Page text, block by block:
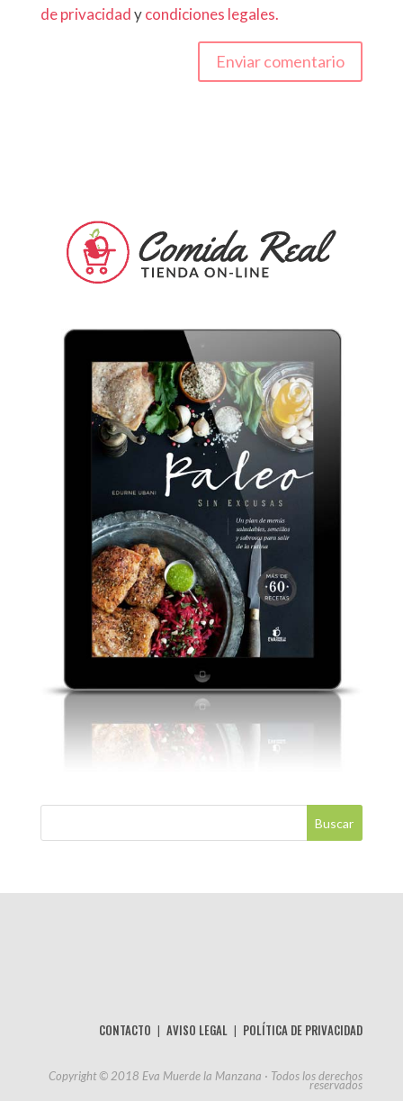
de privacidadycondiciones legales.
CONTACTO AVISO LEGAL POLÍTICA DE PRIVACIDAD
Copyright © 2018 Eva Muerde la Manzana · Todos los derechos
reservados